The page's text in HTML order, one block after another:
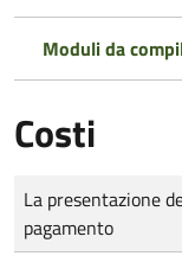
Moduli da
Costi
Tipo di pagamento
Importo
La presentazione
pagamento